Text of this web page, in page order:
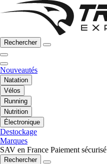
Rechercher
Nouveautés
Natation
Vélos
Running
Nutrition
Électronique
Destockage
Marques
SAV en France Paiement sécurisé
Rechercher